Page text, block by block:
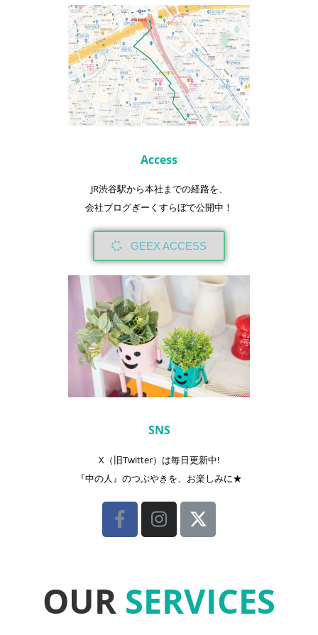
Access
JR渋谷駅から本社までの経路を、
会社ブログぎーくすらぼで公開中！
GEEX ACCESS
SNS
X（旧Twitter）は毎日更新中!
『中の人』のつぶやきを、お楽しみに★
OUR SERVICES